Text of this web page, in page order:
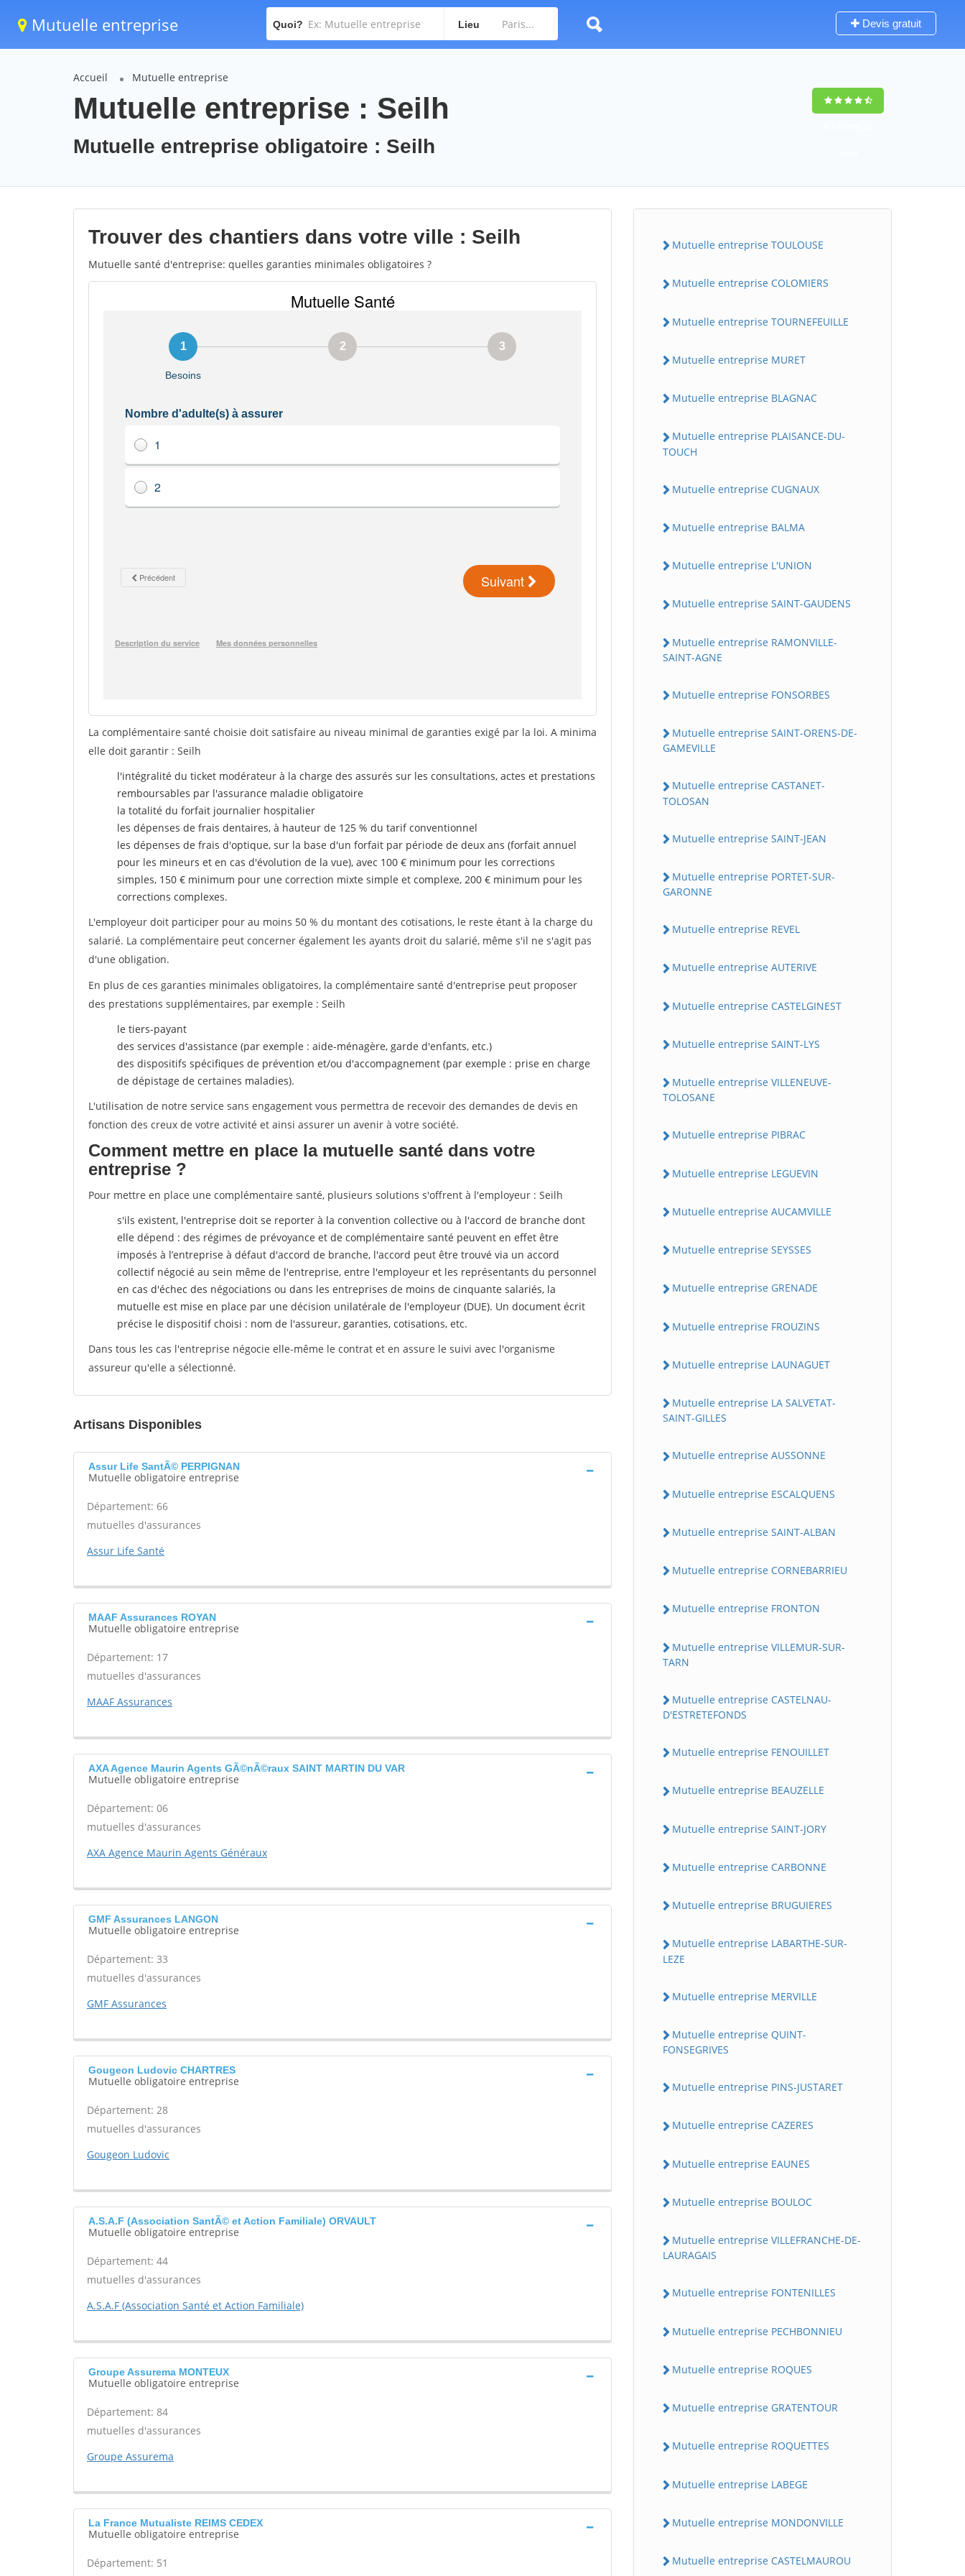
Mutuelle entreprise Quoi? Lieu Devis gratuit
Accueil Mutuelle entreprise
Mutuelle entreprise : Seilh
Mutuelle entreprise obligatoire : Seilh
Trouver des chantiers dans votre ville : Seilh
Mutuelle santé d'entreprise: quelles garanties minimales obligatoires ?
La complémentaire santé choisie doit satisfaire au niveau minimal de garanties exigé par la loi. A minima
elle doit garantir : Seilh
l'intégralité du ticket modérateur à la charge des assurés sur les consultations, actes et prestations
remboursables par l'assurance maladie obligatoire
la totalité du forfait journalier hospitalier
les dépenses de frais dentaires, à hauteur de 125 % du tarif conventionnel
les dépenses de frais d'optique, sur la base d'un forfait par période de deux ans (forfait annuel
pour les mineurs et en cas d'évolution de la vue), avec 100 € minimum pour les corrections
simples, 150 € minimum pour une correction mixte simple et complexe, 200 € minimum pour les
corrections complexes.
L'employeur doit participer pour au moins 50 % du montant des cotisations, le reste étant à la charge du
salarié. La complémentaire peut concerner également les ayants droit du salarié, même s'il ne s'agit pas
d'une obligation.
En plus de ces garanties minimales obligatoires, la complémentaire santé d'entreprise peut proposer
des prestations supplémentaires, par exemple : Seilh
le tiers-payant
des services d'assistance (par exemple : aide-ménagère, garde d'enfants, etc.)
des dispositifs spécifiques de prévention et/ou d'accompagnement (par exemple : prise en charge
de dépistage de certaines maladies).
L'utilisation de notre service sans engagement vous permettra de recevoir des demandes de devis en
fonction des creux de votre activité et ainsi assurer un avenir à votre société.
Comment mettre en place la mutuelle santé dans votre
entreprise ?
Pour mettre en place une complémentaire santé, plusieurs solutions s'offrent à l'employeur : Seilh
s'ils existent, l'entreprise doit se reporter à la convention collective ou à l'accord de branche dont
elle dépend : des régimes de prévoyance et de complémentaire santé peuvent en effet être
imposés à l’entreprise à défaut d'accord de branche, l'accord peut être trouvé via un accord
collectif négocié au sein même de l'entreprise, entre l'employeur et les représentants du personnel
en cas d'échec des négociations ou dans les entreprises de moins de cinquante salariés, la
mutuelle est mise en place par une décision unilatérale de l'employeur (DUE). Un document écrit
précise le dispositif choisi : nom de l'assureur, garanties, cotisations, etc.
Dans tous les cas l'entreprise négocie elle-même le contrat et en assure le suivi avec l'organisme
assureur qu'elle a sélectionné.
Artisans Disponibles
Assur Life SantÃ© PERPIGNAN
Mutuelle obligatoire entreprise
Département: 66
mutuelles d'assurances
Assur Life Santé
MAAF Assurances ROYAN
Mutuelle obligatoire entreprise
Département: 17
mutuelles d'assurances
MAAF Assurances
AXA Agence Maurin Agents GÃ©nÃ©raux SAINT MARTIN DU VAR
Mutuelle obligatoire entreprise
Département: 06
mutuelles d'assurances
AXA Agence Maurin Agents Généraux
GMF Assurances LANGON
Mutuelle obligatoire entreprise
Département: 33
mutuelles d'assurances
GMF Assurances
Gougeon Ludovic CHARTRES
Mutuelle obligatoire entreprise
Département: 28
mutuelles d'assurances
Gougeon Ludovic
A.S.A.F (Association SantÃ© et Action Familiale) ORVAULT
Mutuelle obligatoire entreprise
Département: 44
mutuelles d'assurances
A.S.A.F (Association Santé et Action Familiale)
Groupe Assurema MONTEUX
Mutuelle obligatoire entreprise
Département: 84
mutuelles d'assurances
Groupe Assurema
La France Mutualiste REIMS CEDEX
Mutuelle obligatoire entreprise
Département: 51
Mutuelle entreprise TOULOUSE
Mutuelle entreprise COLOMIERS
Mutuelle entreprise TOURNEFEUILLE
Mutuelle entreprise MURET
Mutuelle entreprise BLAGNAC
Mutuelle entreprise PLAISANCE-DU-
TOUCH
Mutuelle entreprise CUGNAUX
Mutuelle entreprise BALMA
Mutuelle entreprise L'UNION
Mutuelle entreprise SAINT-GAUDENS
Mutuelle entreprise RAMONVILLE-
SAINT-AGNE
Mutuelle entreprise FONSORBES
Mutuelle entreprise SAINT-ORENS-DE-
GAMEVILLE
Mutuelle entreprise CASTANET-
TOLOSAN
Mutuelle entreprise SAINT-JEAN
Mutuelle entreprise PORTET-SUR-
GARONNE
Mutuelle entreprise REVEL
Mutuelle entreprise AUTERIVE
Mutuelle entreprise CASTELGINEST
Mutuelle entreprise SAINT-LYS
Mutuelle entreprise VILLENEUVE-
TOLOSANE
Mutuelle entreprise PIBRAC
Mutuelle entreprise LEGUEVIN
Mutuelle entreprise AUCAMVILLE
Mutuelle entreprise SEYSSES
Mutuelle entreprise GRENADE
Mutuelle entreprise FROUZINS
Mutuelle entreprise LAUNAGUET
Mutuelle entreprise LA SALVETAT-
SAINT-GILLES
Mutuelle entreprise AUSSONNE
Mutuelle entreprise ESCALQUENS
Mutuelle entreprise SAINT-ALBAN
Mutuelle entreprise CORNEBARRIEU
Mutuelle entreprise FRONTON
Mutuelle entreprise VILLEMUR-SUR-
TARN
Mutuelle entreprise CASTELNAU-
D'ESTRETEFONDS
Mutuelle entreprise FENOUILLET
Mutuelle entreprise BEAUZELLE
Mutuelle entreprise SAINT-JORY
Mutuelle entreprise CARBONNE
Mutuelle entreprise BRUGUIERES
Mutuelle entreprise LABARTHE-SUR-
LEZE
Mutuelle entreprise MERVILLE
Mutuelle entreprise QUINT-
FONSEGRIVES
Mutuelle entreprise PINS-JUSTARET
Mutuelle entreprise CAZERES
Mutuelle entreprise EAUNES
Mutuelle entreprise BOULOC
Mutuelle entreprise VILLEFRANCHE-DE-
LAURAGAIS
Mutuelle entreprise FONTENILLES
Mutuelle entreprise PECHBONNIEU
Mutuelle entreprise ROQUES
Mutuelle entreprise GRATENTOUR
Mutuelle entreprise ROQUETTES
Mutuelle entreprise LABEGE
Mutuelle entreprise MONDONVILLE
Mutuelle entreprise CASTELMAUROU